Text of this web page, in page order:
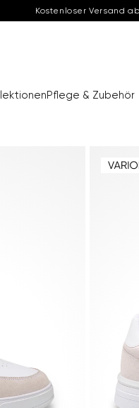
Kostenloser Versand
Pflege & Zubehör